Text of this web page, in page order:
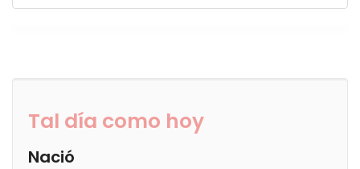
Tal día como hoy
Nació